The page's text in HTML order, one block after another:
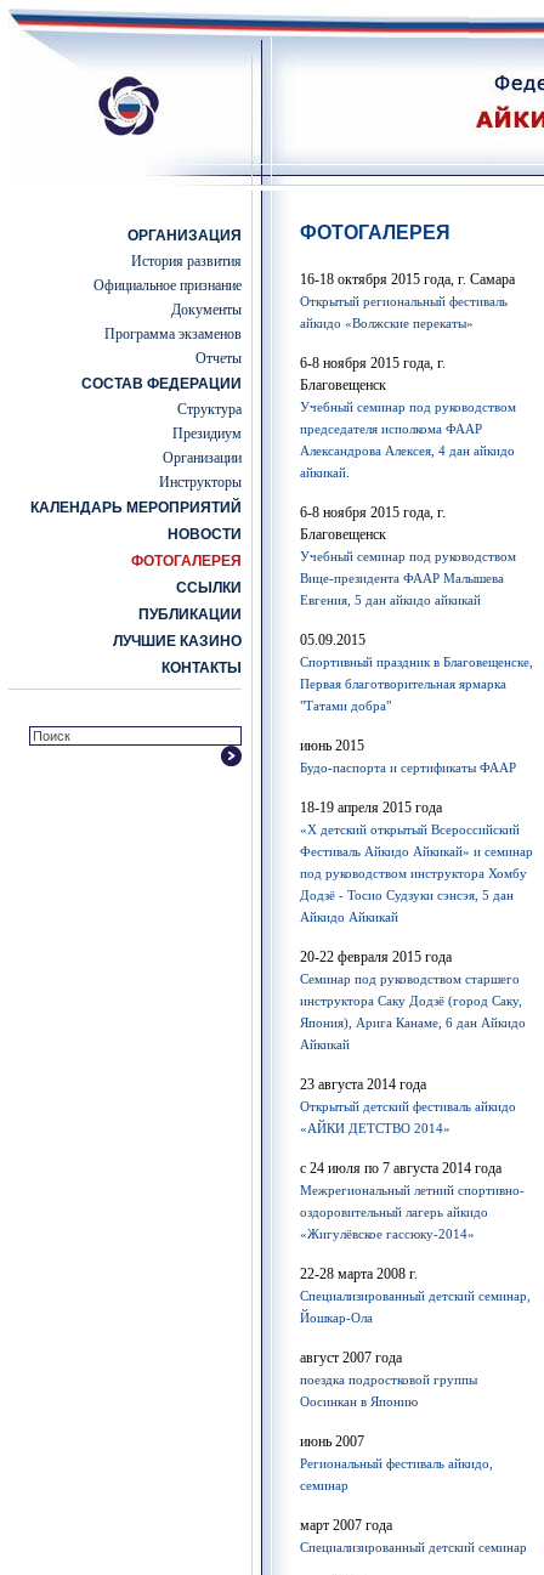
ОРГАНИЗАЦИЯ
История развития
Официальное признание
Документы
Программа экзаменов
Отчеты
СОСТАВ ФЕДЕРАЦИИ
Структура
Президиум
Организации
Инструкторы
КАЛЕНДАРЬ МЕРОПРИЯТИЙ
НОВОСТИ
ФОТОГАЛЕРЕЯ
ССЫЛКИ
ПУБЛИКАЦИИ
ЛУЧШИЕ КАЗИНО
КОНТАКТЫ
ФОТОГАЛЕРЕЯ
16-18 октября 2015 года, г. Самара
Открытый региональный фестиваль
айкидо «Волжские перекаты»
6-8 ноября 2015 года, г.
Благовещенск
Учебный семинар под руководством
председателя исполкома ФААР
Александрова Алексея, 4 дан айкидо
айкикай.
6-8 ноября 2015 года, г.
Благовещенск
Учебный семинар под руководством
Вице-президента ФААР Малышева
Евгения, 5 дан айкидо айкикай
05.09.2015
Спортивный праздник в Благовещенске,
Первая благотворительная ярмарка
"Татами добра"
июнь 2015
Будо-паспорта и сертификаты ФААР
18-19 апреля 2015 года
«Х детский открытый Всероссийский
Фестиваль Айкидо Айкикай» и семинар
под руководством инструктора Хомбу
Додзё - Тосио Судзуки сэнсэя, 5 дан
Айкидо Айкикай
20-22 февраля 2015 года
Семинар под руководством старшего
инструктора Саку Додзё (город Саку,
Япония), Арига Канаме, 6 дан Айкидо
Айкикай
23 августа 2014 года
Открытый детский фестиваль айкидо
«АЙКИ ДЕТСТВО 2014»
с 24 июля по 7 августа 2014 года
Межрегиональный летний спортивно-
оздоровительный лагерь айкидо
«Жигулёвское гассюку-2014»
22-28 марта 2008 г.
Cпециализированный детский семинар,
Йошкар-Ола
август 2007 года
поездка подростковой группы
Оосинкан в Японию
июнь 2007
Региональный фестиваль айкидо,
семинар
март 2007 года
Специализированный детский семинар